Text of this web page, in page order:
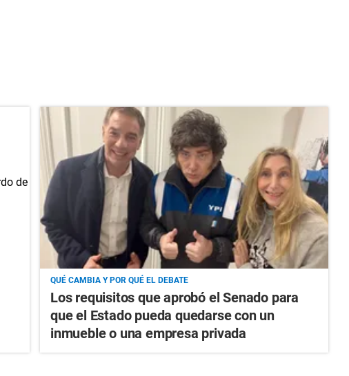
QUÉ CAMBIA Y POR QUÉ EL DEBATE
Los requisitos que aprobó el Senado para
que el Estado pueda quedarse con un
inmueble o una empresa privada